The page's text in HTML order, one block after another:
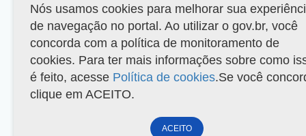
Nós usamos cookies para melhorar sua
de navegação no portal. Ao utilizar o gov.br, você
concorda com a política de monitoramento de
cookies. Para ter mais informações sobre como
é feito, acesse Política de cookies.Se você
clique em ACEITO.
ACEITO